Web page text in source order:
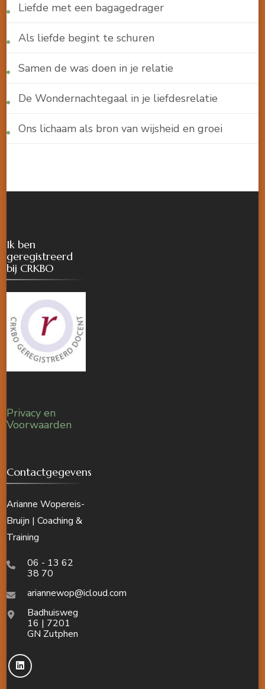
Liefde met een bagagedrager
Als liefde begint te schuren
Samen de was doen in je relatie
De Wondernachtegaal in je liefdesrelatie
Ons lichaam als bron van wijsheid en groei
Ik ben
geregistreerd
bij CRKBO
Privacy en
Voorwaarden
Contactgegevens
Arianne Wopereis-
Bruijn | Coaching &
Training
06 - 13 62
38 70
ariannewop@icloud.com
Badhuisweg
16 | 7201
GN Zutphen